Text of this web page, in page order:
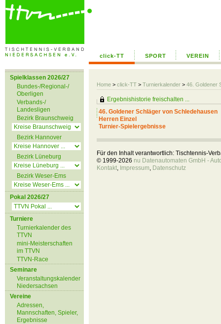
click-TT SPORT VEREIN
Home > click-TT > Turnierkalender > 46. Goldener
Spielklassen 2026/27
Bundes-/Regional-/
Oberligen
Verbands-/
Landesligen
Bezirk Braunschweig
Bezirk Hannover
Bezirk Lüneburg
Bezirk Weser-Ems
Pokal 2026/27
Turniere
Turnierkalender des
TTVN
mini-Meisterschaften
im TTVN
TTVN-Race
Seminare
Veranstaltungskalender
Niedersachsen
Vereine
Adressen,
Mannschaften, Spieler,
Ergebnisse
Ergebnishistorie freischalten ...
46. Goldener Schläger von Schledehausen
Herren Einzel
Turnier-Spielergebnisse
Für den Inhalt verantwortlich: Tischtennis-
© 1999-2026 nu Datenautomaten GmbH -
Kontakt, Impressum, Datenschutz